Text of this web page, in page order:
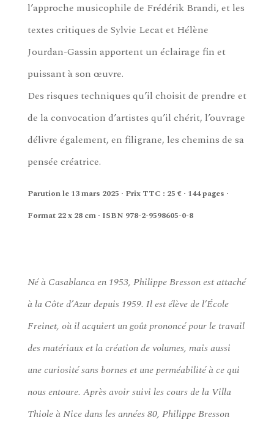
l’approche musicophile de Frédérik Brandi, et les
textes critiques de Sylvie Lecat et Hélène
Jourdan-Gassin apportent un éclairage fin et
puissant à son œuvre.
Des risques techniques qu’il choisit de prendre et
de la convocation d’artistes qu’il chérit, l’ouvrage
délivre également, en filigrane, les chemins de sa
pensée créatrice.
Parution le 13 mars 2025 · Prix TTC : 25 € · 144 pages ·
Format 22 x 28 cm · ISBN 978-2-9598605-0-8
Né à Casablanca en 1953, Philippe Bresson est attaché
à la Côte d’Azur depuis 1959. Il est élève de l’École
Freinet, où il acquiert un goût prononcé pour le travail
des matériaux et la création de volumes, mais aussi
une curiosité sans bornes et une perméabilité à ce qui
nous entoure. Après avoir suivi les cours de la Villa
Thiole à Nice dans les années 80, Philippe Bresson